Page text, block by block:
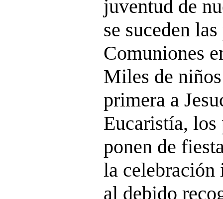
juventud de
se suceden
Comuniones
Miles de
primera a
Eucaristía, los
ponen de
la celebración
al debido